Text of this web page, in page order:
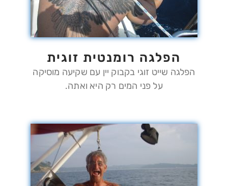
הפלגה רומנטית זוגית
הפלגה שייט זוגי בקבוק יין עם שקיעה מוסיקה
על פני המים רק היא ואתה.